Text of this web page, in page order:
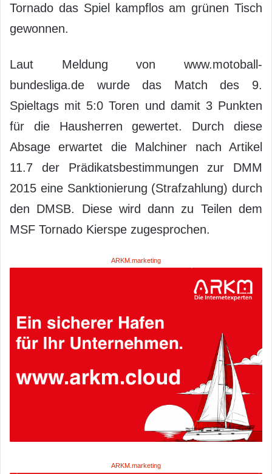
Tornado das Spiel kampflos am grünen Tisch
gewonnen.
Laut Meldung von www.motoball-
bundesliga.de wurde das Match des 9.
Spieltags mit 5:0 Toren und damit 3 Punkten
für die Hausherren gewertet. Durch diese
Absage erwartet die Malchiner nach Artikel
11.7 der Prädikatsbestimmungen zur DMM
2015 eine Sanktionierung (Strafzahlung) durch
den DMSB. Diese wird dann zu Teilen dem
MSF Tornado Kierspe zugesprochen.
ARKM.marketing
ARKM.marketing